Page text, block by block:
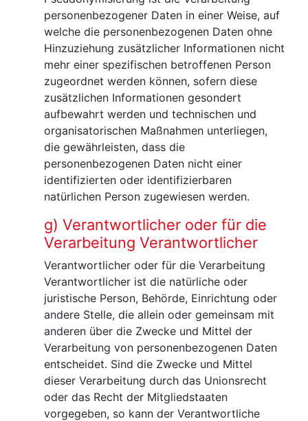
personenbezogener Daten in einer Weise, auf
welche die personenbezogenen Daten ohne
Hinzuziehung zusätzlicher Informationen nicht
mehr einer spezifischen betroffenen Person
zugeordnet werden können, sofern diese
zusätzlichen Informationen gesondert
aufbewahrt werden und technischen und
organisatorischen Maßnahmen unterliegen,
die gewährleisten, dass die
personenbezogenen Daten nicht einer
identifizierten oder identifizierbaren
natürlichen Person zugewiesen werden.
g) Verantwortlicher oder für die
Verarbeitung Verantwortlicher
Verantwortlicher oder für die Verarbeitung
Verantwortlicher ist die natürliche oder
juristische Person, Behörde, Einrichtung oder
andere Stelle, die allein oder gemeinsam mit
anderen über die Zwecke und Mittel der
Verarbeitung von personenbezogenen Daten
entscheidet. Sind die Zwecke und Mittel
dieser Verarbeitung durch das Unionsrecht
oder das Recht der Mitgliedstaaten
vorgegeben, so kann der Verantwortliche